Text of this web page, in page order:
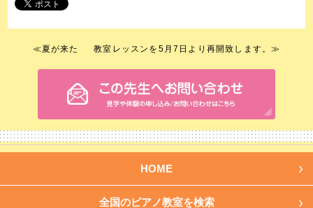
≪夏が来た 教室レッスンを5月7日より再開致します。≫
HOME
全国のピアノ教室を検索